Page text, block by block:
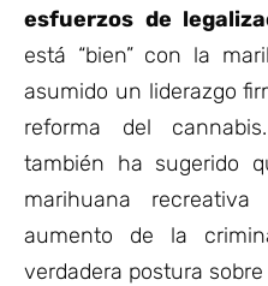
esfuerzos de
está “bien” con la
asumido un liderazgo
reforma del
también ha sugerido
marihuana
aumento de la
verdadera postura